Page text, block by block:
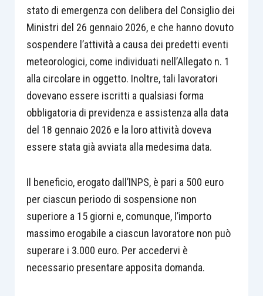
stato di emergenza con delibera del Consiglio dei
Ministri del 26 gennaio 2026, e che hanno dovuto
sospendere l’attività a causa dei predetti eventi
meteorologici, come individuati nell’Allegato n. 1
alla circolare in oggetto. Inoltre, tali lavoratori
dovevano essere iscritti a qualsiasi forma
obbligatoria di previdenza e assistenza alla data
del 18 gennaio 2026 e la loro attività doveva
essere stata già avviata alla medesima data.
Il beneficio, erogato dall’INPS, è pari a 500 euro
per ciascun periodo di sospensione non
superiore a 15 giorni e, comunque, l’importo
massimo erogabile a ciascun lavoratore non può
superare i 3.000 euro. Per accedervi è
necessario presentare apposita domanda.